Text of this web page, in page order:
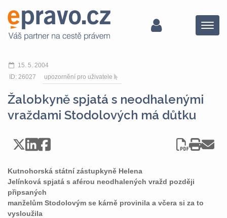
Menu
15. 5. 2004
ID: 26027
upozornění pro uživatele
Žalobkyně spjatá s neodhalenými
vraždami Stodolových má důtku
Kutnohorská státní zástupkyně Helena
Jelínková spjatá s aférou neodhalených vražd později
připsaných
manželům Stodolovým se kárně provinila a včera si za to
vysloužila